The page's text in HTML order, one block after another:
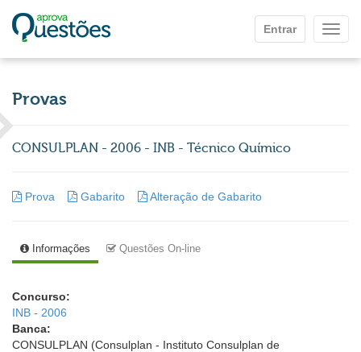
Entrar
Provas
CONSULPLAN - 2006 - INB - Técnico Químico
Prova Gabarito Alteração de Gabarito
Informações Questões On-line
Concurso:
INB - 2006
Banca:
CONSULPLAN (Consulplan - Instituto Consulplan de